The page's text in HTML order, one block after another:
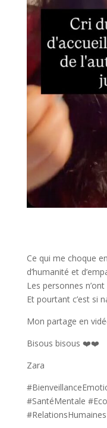
Ce qui me choque
d’humanité et
Les personnes
Et pourtant c’est si
Mon partage en
Bisous bisous ❤️❤️
Zara
#SantéMentale
#RelationsHumaines